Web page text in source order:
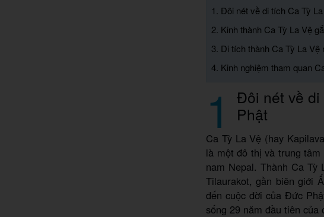
1. Đôi nét về di tích Ca Tỳ
2. Kinh thành Ca Tỳ La Vệ
3. Di tích thành Ca Tỳ La Vệ
4. Kinh nghiệm tham quan
1
Đôi nét về di
Phật
Ca Tỳ La Vệ (hay
là một đô thị và trung
nam Nepal. Thành Ca
Tilaurakot, gần biên giới
đến cuộc đời của Đức
sống 29 năm đầu tiên của